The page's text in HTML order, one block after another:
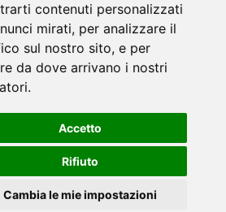
contenuti personalizzati
mirati, per analizzare il
sul nostro sito, e per
da dove arrivano i nostri
Accetto
Rifiuto
Cambia le mie impostazioni
dei progetti e delle notizie
dei contenuti delle pagine